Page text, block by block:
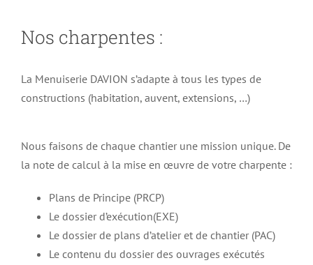
Nos charpentes :
La Menuiserie DAVION s’adapte à tous les types de
constructions (habitation, auvent, extensions, …)
Nous faisons de chaque chantier une mission unique. De
la note de calcul à la mise en œuvre de votre charpente :
Plans de Principe (PRCP)
Le dossier d’exécution(EXE)
Le dossier de plans d’atelier et de chantier (PAC)
Le contenu du dossier des ouvrages exécutés